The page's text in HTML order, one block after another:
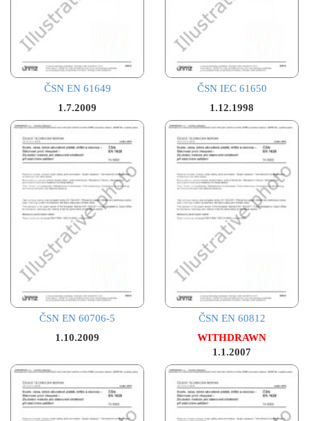
ČSN EN 61649
1.7.2009
ČSN IEC 61650
1.12.1998
ČSN EN 60706-5
1.10.2009
ČSN EN 60812
WITHDRAWN
1.1.2007